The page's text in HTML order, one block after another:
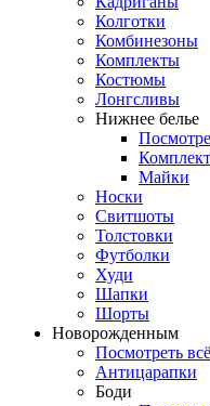
Колготки
Комбинезоны
Комплекты
Костюмы
Лонгсливы
Нижнее белье
Майки
Носки
Свитшоты
Толстовки
Футболки
Худи
Шапки
Шорты
Новорожденным
Посмотреть всё
Антицарапки
Боди